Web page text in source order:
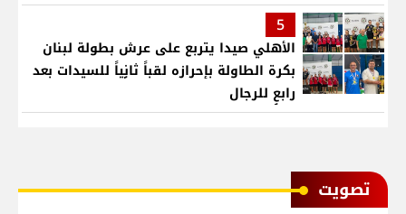
5
الأهلي صيدا يتربع على عرش بطولة لبنان
بكرة الطاولة بإحرازه لقباً ثانٍياً للسيدات بعد
رابعٍ للرجال
ﺗﺼﻮﻳﺖ